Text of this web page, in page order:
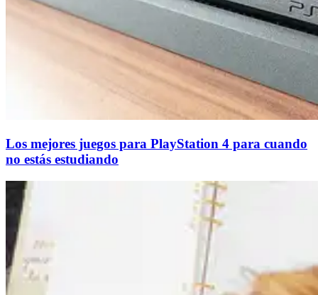
Los mejores juegos para PlayStation 4 para cuando
no estás estudiando